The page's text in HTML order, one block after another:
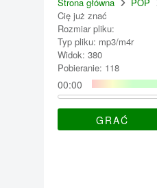
Cię już znać
Rozmiar pliku:
Typ pliku: mp3/m4r
Widok: 380
Pobieranie: 118
00:00
GRAĆ